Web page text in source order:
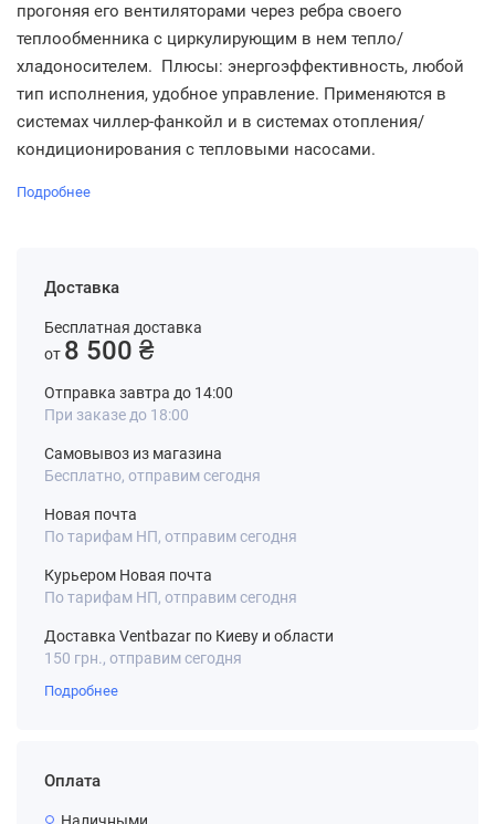
прогоняя его вентиляторами через ребра своего
теплообменника с циркулирующим в нем тепло/
хладоносителем. Плюсы: энергоэффективность, любой
тип исполнения, удобное управление. Применяются в
системах чиллер-фанкойл и в системах отопления/
кондиционирования с тепловыми насосами.
Подробнее
Доставка
Бесплатная доставка
от 8 500 ₴
Отправка завтра до 14:00
При заказе до 18:00
Самовывоз из магазина
Бесплатно, отправим сегодня
Новая почта
По тарифам НП, отправим сегодня
Курьером Новая почта
По тарифам НП, отправим сегодня
Доставка Ventbazar по Киеву и области
150 грн., отправим сегодня
Подробнее
Оплата